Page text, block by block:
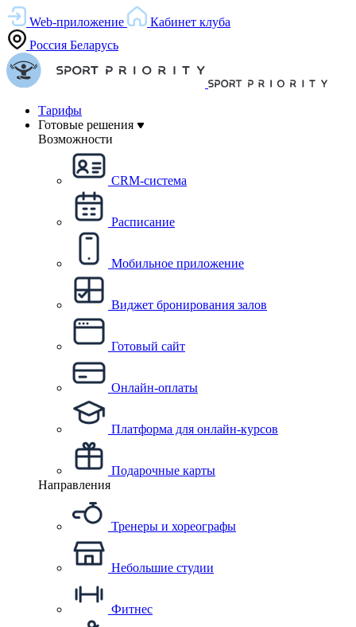
Web-приложение
Кабинет клуба
Россия Беларусь
Тарифы
Готовые решения
Возможности
CRM-система
Расписание
Мобильное приложение
Виджет бронирования залов
Готовый сайт
Онлайн-оплаты
Платформа для онлайн-курсов
Подарочные карты
Направления
Тренеры и хореографы
Небольшие студии
Фитнес